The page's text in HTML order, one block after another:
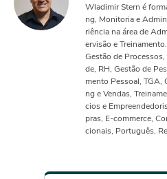
Wladimir Stern é
ng, Monitoria e
riência na área de
ervisão e
Gestão de
de, RH, Gestão de
mento Pessoal, TGA,
ng e Vendas,
cios e
pras, E-commerce,
cionais, Português,